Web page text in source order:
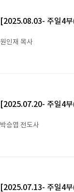
[2025.08.03- 주일4
원인재 목사
[2025.07.20- 주일4
박승엽 전도사
[2025.07.13- 주일4